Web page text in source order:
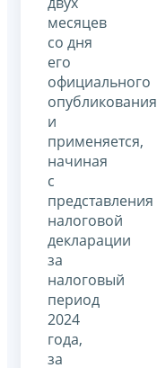
месяцев
со дня
его
официального
опубликования
и
применяется,
начиная
с
представления
налоговой
декларации
за
налоговый
период
2024
года,
за